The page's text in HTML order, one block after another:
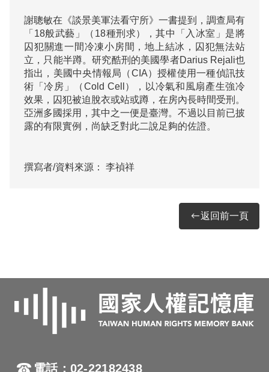
謝聰敏在《談景美軍法看守所》一書提到，調查局有
「18般武藝」（18種刑求），其中「入冰室」是將
囚犯關進一間冷凍小房間，地上結冰，囚犯無法站
立，只能半蹲。研究酷刑的美國學者Darius Rejali也
指出，美國中央情報局（CIA）授權使用一種偵訊技
術「冷房」（Cold Cell），以冷氣和風扇產生強冷
效果，囚犯被迫脫衣或站或蹲，在房內長時間受刑。
亞洲多國採用，其中之一便是臺灣。不過以目前已披
露的有限實例，尚缺乏對此二說足夠的佐證。
撰寫者/資料來源： 李禎祥
返回前一頁
電話：02-22182438